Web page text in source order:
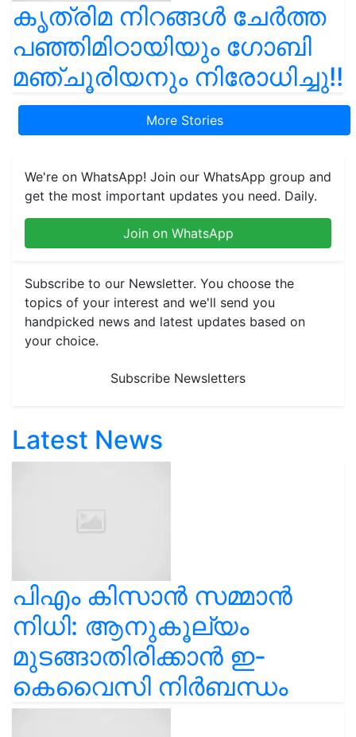
കൃത്രിമ നിറങ്ങൾ ചേർത്ത
പഞ്ഞിമിഠായിയും ഗോബി
മഞ്ചൂരിയനും നിരോധിച്ചു!!
More Stories
We're on WhatsApp! Join our WhatsApp group and
get the most important updates you need. Daily.
Join on WhatsApp
Subscribe to our Newsletter. You choose the
topics of your interest and we'll send you
handpicked news and latest updates based on
your choice.
Subscribe Newsletters
Latest News
പിഎം കിസാൻ സമ്മാൻ
നിധി: ആനുകൂല്യം
മുടങ്ങാതിരിക്കാൻ ഇ-
കെവൈസി നിർബന്ധം